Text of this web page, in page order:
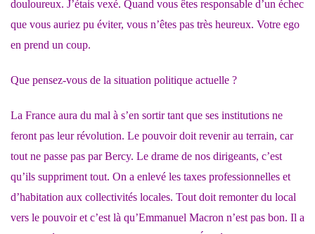
douloureux. J’étais vexé. Quand vous êtes responsable d’un échec
que vous auriez pu éviter, vous n’êtes pas très heureux. Votre ego
en prend un coup.
Que pensez-vous de la situation politique actuelle ?
La France aura du mal à s’en sortir tant que ses institutions ne
feront pas leur révolution. Le pouvoir doit revenir au terrain, car
tout ne passe pas par Bercy. Le drame de nos dirigeants, c’est
qu’ils suppriment tout. On a enlevé les taxes professionnelles et
d’habitation aux collectivités locales. Tout doit remonter du local
vers le pouvoir et c’est là qu’Emmanuel Macron n’est pas bon. Il a